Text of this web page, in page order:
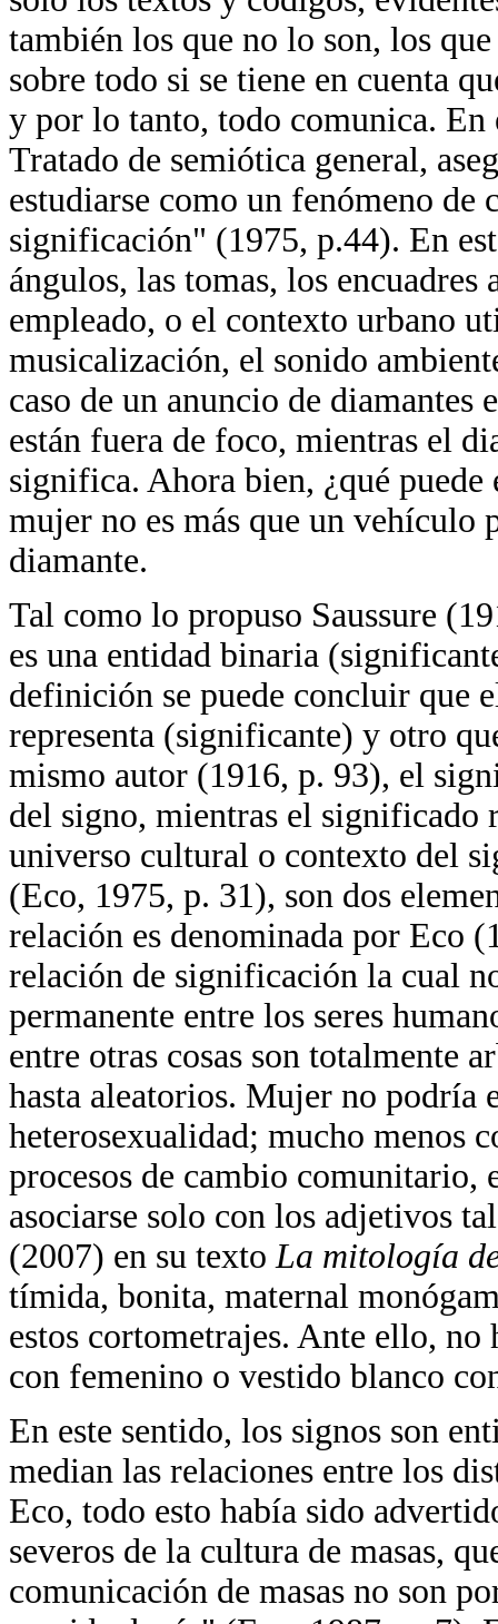
también los que no lo son, los
sobre todo si se tiene en cuenta
y por lo tanto, todo comunica. En
Tratado de semiótica general,
estudiarse como un fenómeno de
significación" (1975, p.44). En
ángulos, las tomas, los
empleado, o el contexto urbano
musicalización, el sonido
caso de un anuncio de
están fuera de foco, mientras el
significa. Ahora bien, ¿qué
mujer no es más que un vehículo
diamante.
Tal como lo propuso Saussure
es una entidad binaria
definición se puede concluir que
representa (significante) y otro
mismo autor (1916, p. 93), el
del signo, mientras el significado
universo cultural o contexto del
(Eco, 1975, p. 31), son dos
relación es denominada por Eco
relación de significación la cual
permanente entre los seres
entre otras cosas son totalmente
hasta aleatorios. Mujer no podría
heterosexualidad; mucho menos
procesos de cambio
asociarse solo con los adjetivos
(2007) en su textoLa mitología
tímida, bonita, maternal
estos cortometrajes. Ante ello, no
con femenino o vestido blanco
En este sentido, los signos son
median las relaciones entre los
Eco, todo esto había sido
severos de la cultura de masas,
comunicación de masas no son